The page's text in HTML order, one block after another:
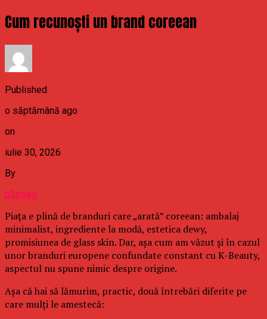
Cum recunoști un brand coreean
Published
o săptămână ago
on
iulie 30, 2026
By
b2bseo
Piața e plină de branduri care „arată” coreean: ambalaj
minimalist, ingrediente la modă, estetica dewy,
promisiunea de glass skin. Dar, așa cum am văzut și în cazul
unor branduri europene confundate constant cu K-Beauty,
aspectul nu spune nimic despre origine.
Așa că hai să lămurim, practic, două întrebări diferite pe
care mulți le amestecă: